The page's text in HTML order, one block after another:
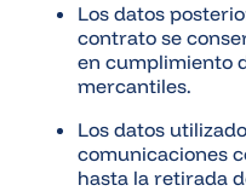
Los datos
contrato se
en cumplimiento
mercantiles.
Los datos
comunicaciones
hasta la retirada